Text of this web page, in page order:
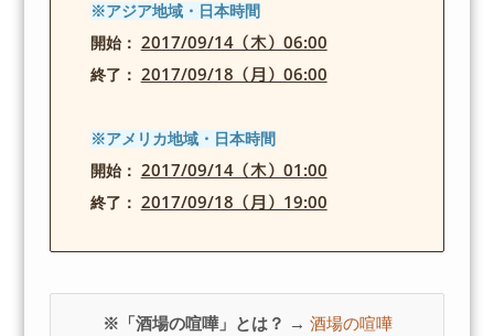
※アジア地域・日本時間
開始： 2017/09/14（木）06:00
終了： 2017/09/18（月）06:00
※アメリカ地域・日本時間
開始： 2017/09/14（木）01:00
終了： 2017/09/18（月）19:00
※「酒場の喧嘩」とは？ → 酒場の喧嘩